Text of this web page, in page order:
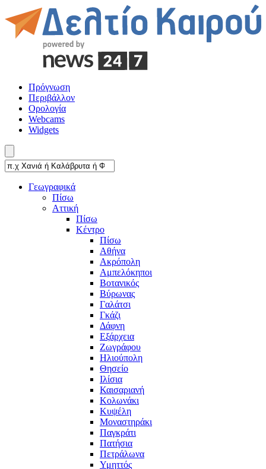
Πρόγνωση
Περιβάλλον
Ορολογία
Webcams
Widgets
Γεωγραφικά
Πίσω
Αττική
Πίσω
Κέντρο
Πίσω
Αθήνα
Ακρόπολη
Αμπελόκηποι
Βοτανικός
Βύρωνας
Γαλάτσι
Γκάζι
Δάφνη
Εξάρχεια
Ζωγράφου
Ηλιούπολη
Θησείο
Ιλίσια
Καισαριανή
Κολωνάκι
Κυψέλη
Μοναστηράκι
Παγκράτι
Πατήσια
Πετράλωνα
Υμηττός